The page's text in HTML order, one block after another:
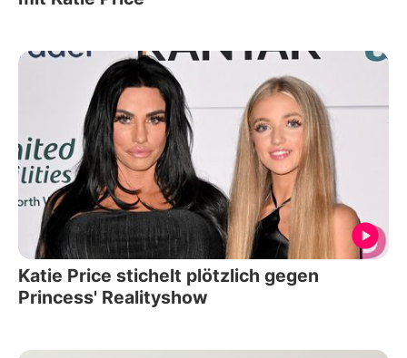
Katie Price stichelt plötzlich gegen
Princess' Realityshow